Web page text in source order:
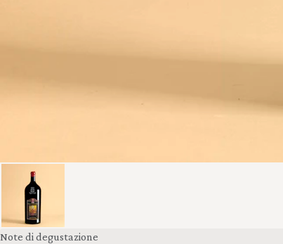
Note di degustazione